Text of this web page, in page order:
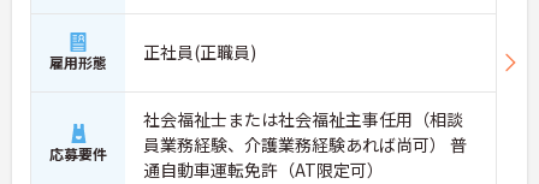
雇用形態 正社員(正職員)
応募要件
社会福祉士または社会福祉主事任用（相談
員業務経験、介護業務経験あれば尚可） 普
通自動車運転免許（AT限定可）